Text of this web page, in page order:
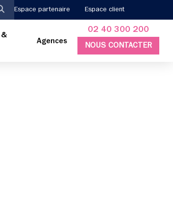
Espace partenaire Espace client
&
Agences
02 40 300 200
NOUS CONTACTER